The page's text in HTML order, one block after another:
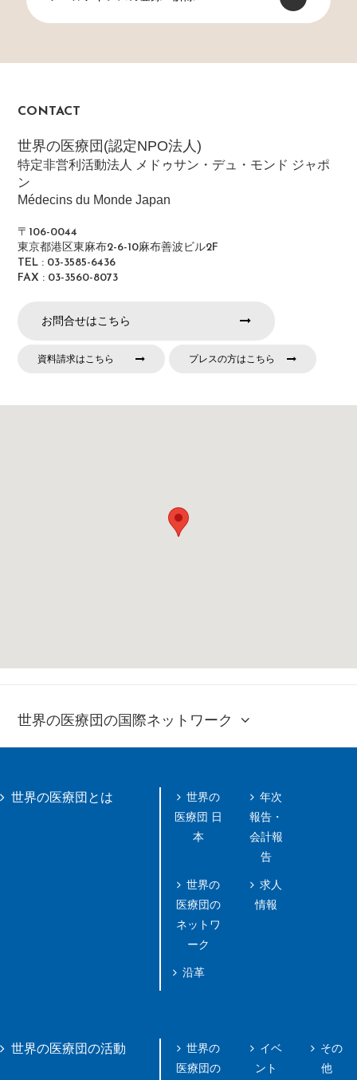
CONTACT
世界の医療団(認定NPO法人)
特定非営利活動法人 メドゥサン・デュ・モンド ジャポ
ン
Médecins du Monde Japan
〒106-0044
東京都港区東麻布2-6-10麻布善波ビル2F
TEL : 03-3585-6436
FAX : 03-3560-8073
お問合せはこちら
資料請求はこちら プレスの方はこちら
世界の医療団の国際ネットワーク
世界の医療団とは
世界の
医療団 日
本
世界の
医療団の
ネットワ
ーク
沿革
年次
報告・
会計報
告
求人
情報
世界の医療団の活動
世界の
医療団の
イベ
ント
その
他